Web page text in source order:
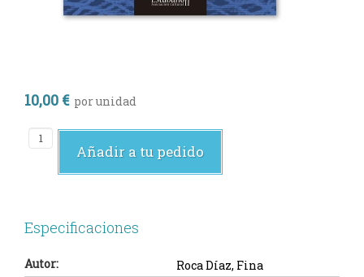
10,00 € por unidad
Añadir a tu pedido
Especificaciones
Autor:
Roca Díaz, Fina